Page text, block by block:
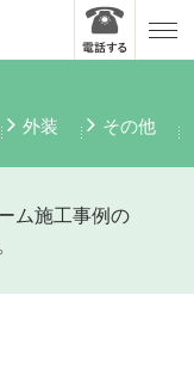
外装 その他
ム施工事例の